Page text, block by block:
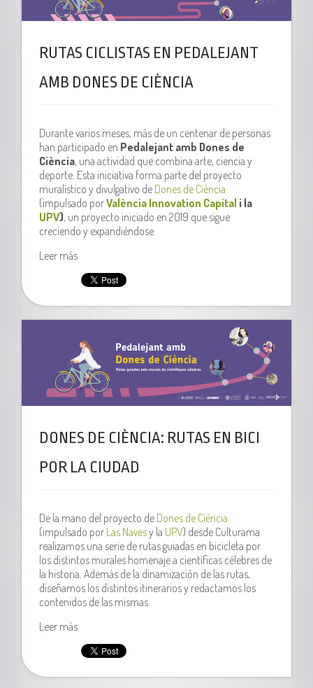
RUTAS CICLISTAS EN PEDALEJANT
AMB DONES DE CIÈNCIA
Durante varios meses, más de un centenar de personas
han participado en Pedalejant amb Dones de
Ciència, una actividad que combina arte, ciencia y
deporte. Esta iniciativa forma parte del proyecto
muralístico y divulgativo de Dones de Ciència
(impulsado porValència Innovation Capital i la
UPV), un proyecto iniciado en 2019 que sigue
creciendo y expandiéndose.
Leer más
DONES DE CIÈNCIA: RUTAS EN BICI
POR LA CIUDAD
De la mano del proyecto de Dones de Ciència
(impulsado por Las Navesy la UPV) desde Culturama
realizamos una serie de rutas guiadas en bicicleta por
los distintos murales homenaje a científicas célebres de
la historia. Además de la dinamización de las rutas,
diseñamos los distintos itinerarios y redactamos los
contenidos de las mismas.
Leer más